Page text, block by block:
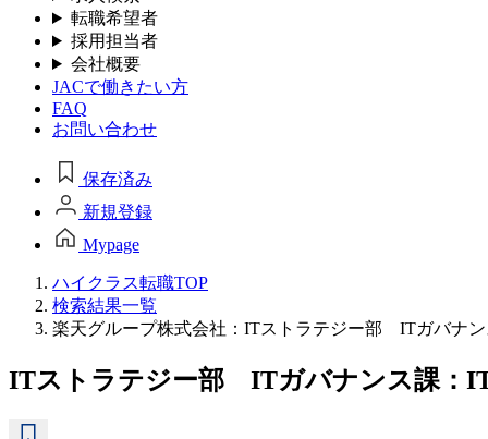
転職希望者
採用担当者
会社概要
JACで働きたい方
FAQ
お問い合わせ
保存済み
新規登録
Mypage
ハイクラス転職TOP
検索結果一覧
楽天グループ株式会社：ITストラテジー部 ITガバナ
ITストラテジー部 ITガバナンス課：